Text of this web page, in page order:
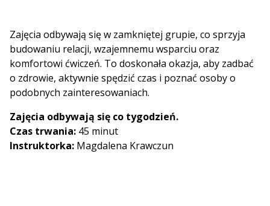
Zajęcia odbywają się w zamkniętej grupie, co sprzyja
budowaniu relacji, wzajemnemu wsparciu oraz
komfortowi ćwiczeń. To doskonała okazja, aby zadbać
o zdrowie, aktywnie spędzić czas i poznać osoby o
podobnych zainteresowaniach.
Zajęcia odbywają się co tygodzień.
Czas trwania: 45 minut
Instruktorka: Magdalena Krawczun